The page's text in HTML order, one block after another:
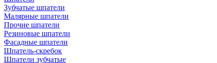
Зубчатые шпатели
Малярные шпатели
Прочие шпатели
Резиновые шпатели
Фасадные шпатели
Шпатель-скребок
Шпатели зубчатые